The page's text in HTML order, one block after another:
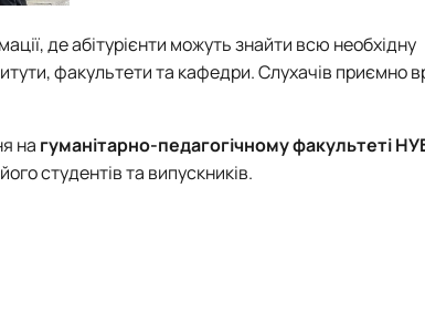
де абітурієнти можуть знайти всю необхідну
факультети та кафедри. Слухачів приємно
на гуманітарно-педагогічному факультеті
студентів та випускників.